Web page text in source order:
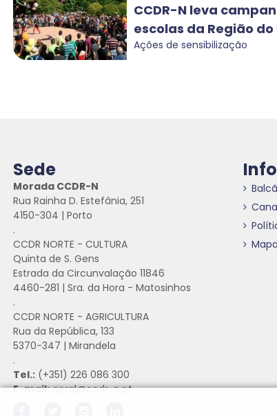
CCDR-N leva
escolas da Região do
Ações de sensibilização
Sede
Morada CCDR-N
Rua Rainha D. Estefânia, 251
4150-304 | Porto
.
CCDR NORTE - CULTURA
Quinta de S. Gens
Estrada da Circunvalação 11846
4460-281 | Sra. da Hora - Matosinhos
.
CCDR NORTE - AGRICULTURA
Rua da República, 133
5370-347 | Mirandela
.
Tel.: (+351) 226 086 300
E-mail:geral@ccdr-n.pt